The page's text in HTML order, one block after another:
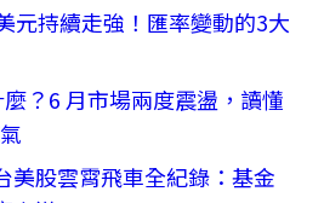
元持續走強！匯率變動的3大
？6 月市場兩度震盪，讀懂
美股雲霄飛車全紀錄：基金